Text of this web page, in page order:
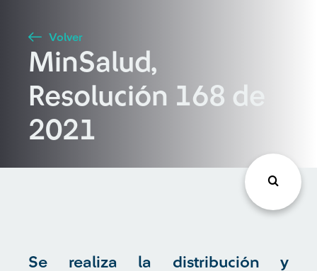
Buscar
Volver
MinSalud,
Resolución 168 de
2021
Se realiza la distribución y